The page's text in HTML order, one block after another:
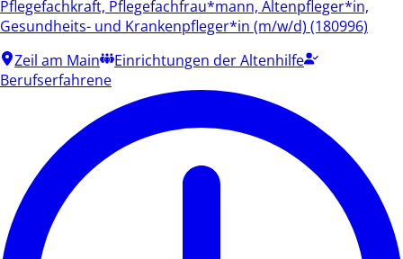
Pflegefachkraft, Pflegefachfrau*mann, Altenpfleger*in,
Gesundheits- und Krankenpfleger*in (m/w/d) (180996)
Zeil am Main
Einrichtungen der Altenhilfe
Berufserfahrene